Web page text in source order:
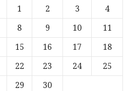
1 2 3
4
8 9 10
11
15 16 17
18
22 23 24
25
29
30